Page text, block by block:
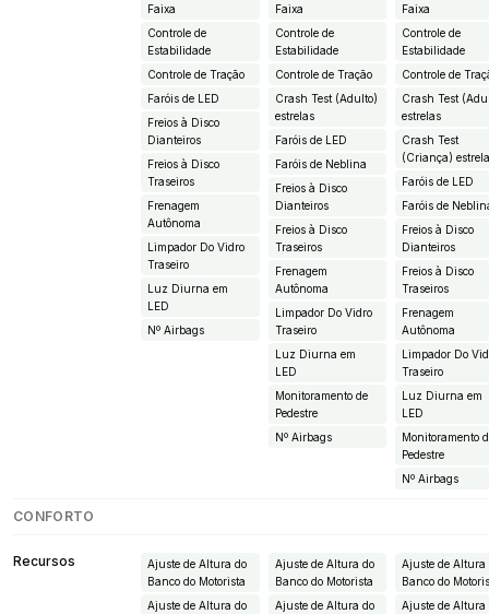
Faixa
Controle de
Estabilidade
Controle de Tração
Faróis de LED
Freios à Disco
Dianteiros
Freios à Disco
Traseiros
Frenagem
Autônoma
Limpador Do Vidro
Traseiro
Luz Diurna em
LED
Nº Airbags
Faixa
Controle de
Estabilidade
Controle de Tração
Crash Test (Adulto)
estrelas
Faróis de LED
Faróis de Neblina
Freios à Disco
Dianteiros
Freios à Disco
Traseiros
Frenagem
Autônoma
Limpador Do Vidro
Traseiro
Luz Diurna em
LED
Monitoramento de
Pedestre
Nº Airbags
Faixa
Controle de
Estabilidade
Controle de
Crash Test
estrelas
Crash Test
(Criança)
Faróis de LED
Faróis de
Freios à Disco
Dianteiros
Freios à Disco
Traseiros
Frenagem
Autônoma
Limpador Do
Traseiro
Luz Diurna em
LED
Monitoramento
Pedestre
Nº Airbags
CONFORTO
Recursos
Ajuste de Altura do
Banco do Motorista
Ajuste de Altura do
Ajuste de Altura do
Banco do Motorista
Ajuste de Altura do
Ajuste de Altura
Banco do
Ajuste de Altura